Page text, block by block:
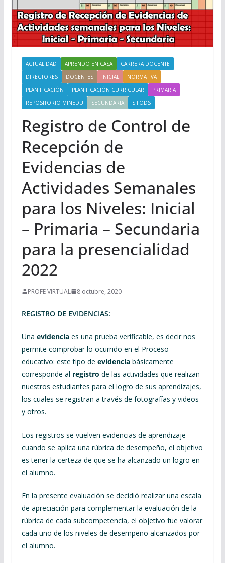
ACTUALIDAD APRENDO EN CASA
CARRERA DOCENTE
DIRECTORES
DOCENTES INICIAL
NORMATIVA
PLANIFICACIÓN
PLANIFICACIÓN CURRICULAR
PRIMARIA
REPOSITORIO MINEDU
SECUNDARIA SIFODS
Registro de Control de
Recepción de
Evidencias de
Actividades Semanales
para los Niveles: Inicial
– Primaria – Secundaria
para la presencialidad
2022
PROFE VIRTUAL 8 octubre, 2020
REGISTRO DE EVIDENCIAS:
Una evidenciaes una prueba verificable, es decir nos
permite comprobar lo ocurrido en el Proceso
educativo: este tipo de evidenciabásicamente
corresponde al registro de las actividades que realizan
nuestros estudiantes para el logro de sus aprendizajes,
los cuales se registran a través de fotografías y videos
y otros.
Los registros se vuelven evidencias de aprendizaje
cuando se aplica una rúbrica de desempeño, el objetivo
es tener la certeza de que se ha alcanzado un logro en
el alumno.
En la presente evaluación se decidió realizar una escala
de apreciación para complementar la evaluación de la
rúbrica de cada subcompetencia, el objetivo fue valorar
cada uno de los niveles de desempeño alcanzados por
el alumno.